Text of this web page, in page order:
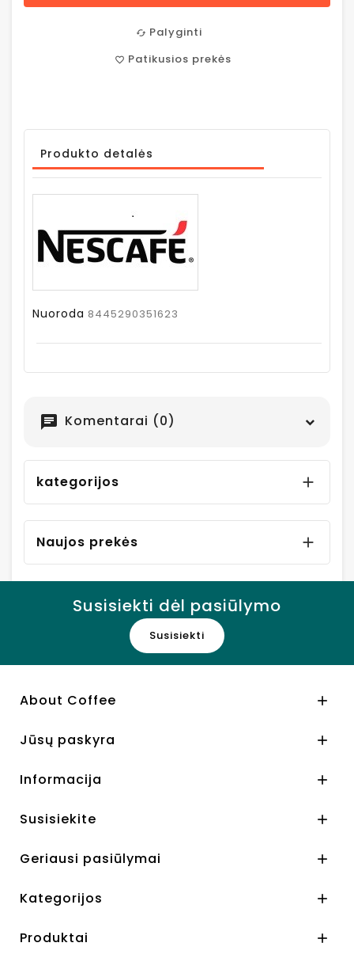
cached Palyginti
favorite_border Patikusios prekės
Produkto detalės
Nuoroda 8445290351623
chat Komentarai (0)
kategorijos 
Naujos prekės 
Susisiekti dėl pasiūlymo
Susisiekti
About Coffee 
Jūsų paskyra 
Informacija 
Susisiekite 
Geriausi pasiūlymai 
Kategorijos 
Produktai 